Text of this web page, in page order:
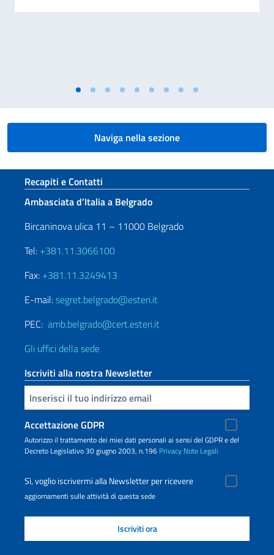
Naviga nella sezione
Sezione footer
Recapiti e Contatti
Ambasciata d’Italia a Belgrado
Bircaninova ulica 11 – 11000 Belgrado
Tel: +381.11.3066100
Fax: +381.11.3249413
E-mail:segret.belgrado@esteri.it
PEC: amb.belgrado@cert.esteri.it
Gli uffici della sede
Iscriviti alla nostra Newsletter
Inserisci la tua email
Accettazione GDPR
Autorizzo il trattamento dei miei dati personali ai sensi del GDPR e del
Decreto Legislativo 30 giugno 2003, n.196 Privacy Note Legali
Sì, voglio iscrivermi alla Newsletter per ricevere
aggiornamenti sulle attività di questa sede